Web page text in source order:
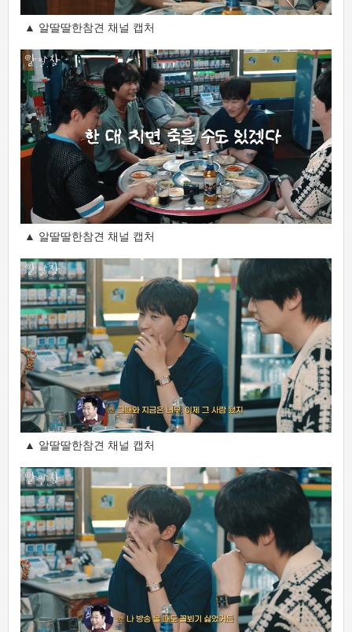
▲ 알딸딸한참견 채널 캡처
▲ 알딸딸한참견 채널 캡처
▲ 알딸딸한참견 채널 캡처